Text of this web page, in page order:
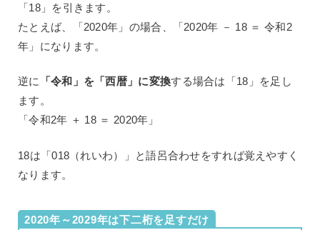
「18」を引きます。
たとえば、「2020年」の場合、「2020年 － 18 ＝ 令和2
年」になります。
逆に 「令和」を「西暦」に変換する場合は「18」を足し
ます。
「令和2年 ＋ 18 ＝ 2020年」
18は「018（れいわ）」と語呂合わせをすれば覚えやすく
なります。
2020年～2029年は下二桁を足すだけ